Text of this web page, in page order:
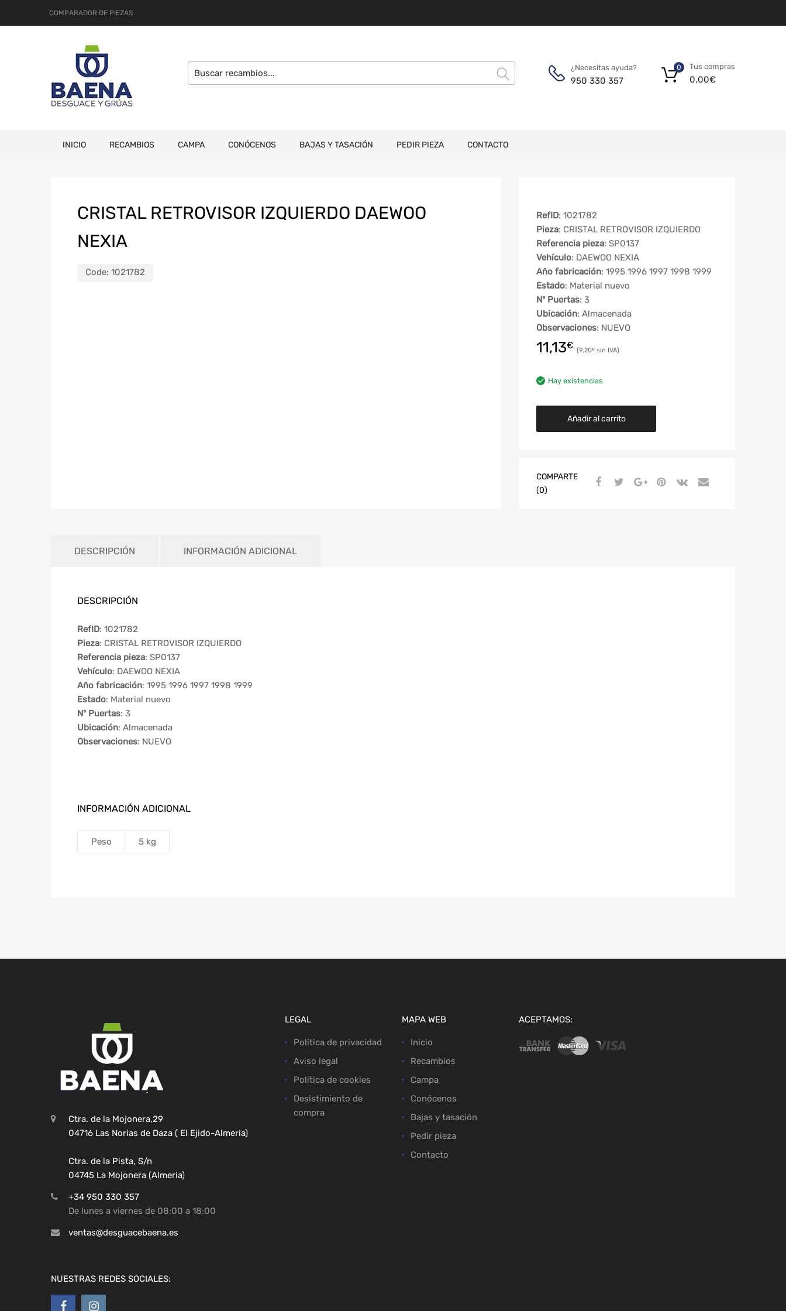
COMPARADOR DE PIEZAS
¿Necesitas ayuda?
950 330 357
Tus compras
0,00€
0
INICIO RECAMBIOS CAMPA CONÓCENOS BAJAS Y TASACIÓN PEDIR PIEZA CONTACTO
CRISTAL RETROVISOR IZQUIERDO DAEWOO
NEXIA
Code: 1021782
RefID: 1021782
Pieza: CRISTAL RETROVISOR IZQUIERDO
Referencia pieza: SP0137
Vehículo: DAEWOO NEXIA
Año fabricación: 1995 1996 1997 1998 1999
Estado: Material nuevo
Nº Puertas: 3
Ubicación: Almacenada
Observaciones: NUEVO
11,13€ 9,20€
Hay existencias
Añadir al carrito
COMPARTE
(0)
DESCRIPCIÓN INFORMACIÓN ADICIONAL
DESCRIPCIÓN
RefID: 1021782
Pieza: CRISTAL RETROVISOR IZQUIERDO
Referencia pieza: SP0137
Vehículo: DAEWOO NEXIA
Año fabricación: 1995 1996 1997 1998 1999
Estado: Material nuevo
Nº Puertas: 3
Ubicación: Almacenada
Observaciones: NUEVO
INFORMACIÓN ADICIONAL
Peso 5 kg
Ctra. de la Mojonera,29
04716 Las Norias de Daza ( El Ejido-Almeria)
Ctra. de la Pista, S/n
04745 La Mojonera (Almeria)
+34 950 330 357
De lunes a viernes de 08:00 a 18:00
ventas@desguacebaena.es
NUESTRAS REDES SOCIALES:
LEGAL
Política de privacidad
Aviso legal
Política de cookies
Desistimiento de
compra
MAPA WEB
Inicio
Recambios
Campa
Conócenos
Bajas y tasación
Pedir pieza
Contacto
ACEPTAMOS: